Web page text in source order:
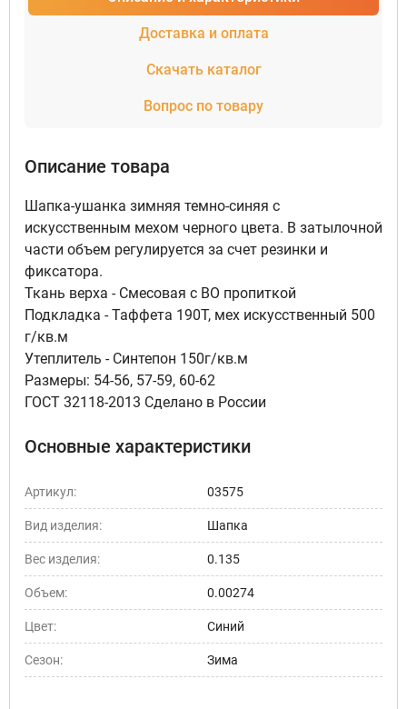
Доставка и оплата
Скачать каталог
Вопрос по товару
Описание товара
Шапка-ушанка зимняя темно-синяя с
искусственным мехом черного цвета. В затылочной
части объем регулируется за счет резинки и
фиксатора.
Ткань верха - Смесовая с ВО пропиткой
Подкладка - Таффета 190Т, мех искусственный 500
г/кв.м
Утеплитель - Синтепон 150г/кв.м
Размеры: 54-56, 57-59, 60-62
ГОСТ 32118-2013 Сделано в России
Основные характеристики
Артикул: 03575
Вид изделия: Шапка
Вес изделия: 0.135
Объем: 0.00274
Цвет: Синий
Сезон: Зима